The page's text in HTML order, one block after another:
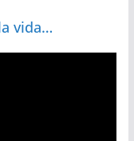
vida…